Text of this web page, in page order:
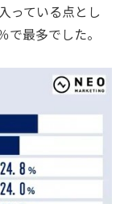
っている点とし
最多でした。